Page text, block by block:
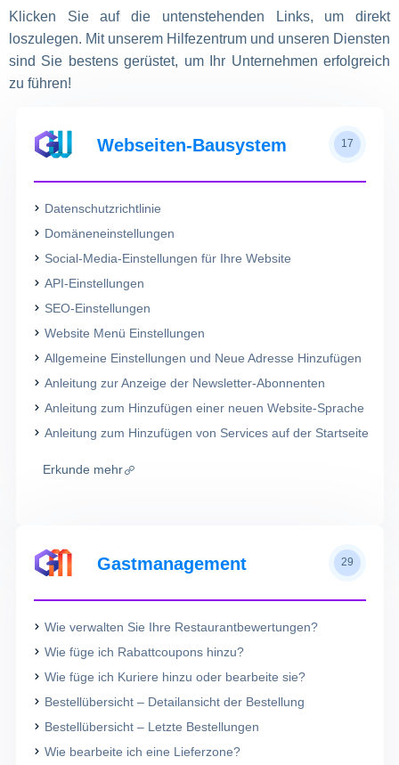
Klicken Sie auf die untenstehenden Links, um direkt
loszulegen. Mit unserem Hilfezentrum und unseren Diensten
sind Sie bestens gerüstet, um Ihr Unternehmen erfolgreich
zu führen!
Webseiten-Bausystem 17
Datenschutzrichtlinie
Domäneneinstellungen
Social-Media-Einstellungen für Ihre Website
API-Einstellungen
SEO-Einstellungen
Website Menü Einstellungen
Allgemeine Einstellungen und Neue Adresse Hinzufügen
Anleitung zur Anzeige der Newsletter-Abonnenten
Anleitung zum Hinzufügen einer neuen Website-Sprache
Anleitung zum Hinzufügen von Services auf der Startseite
Erkunde mehr
Gastmanagement 29
Wie verwalten Sie Ihre Restaurantbewertungen?
Wie füge ich Rabattcoupons hinzu?
Wie füge ich Kuriere hinzu oder bearbeite sie?
Bestellübersicht – Detailansicht der Bestellung
Bestellübersicht – Letzte Bestellungen
Wie bearbeite ich eine Lieferzone?